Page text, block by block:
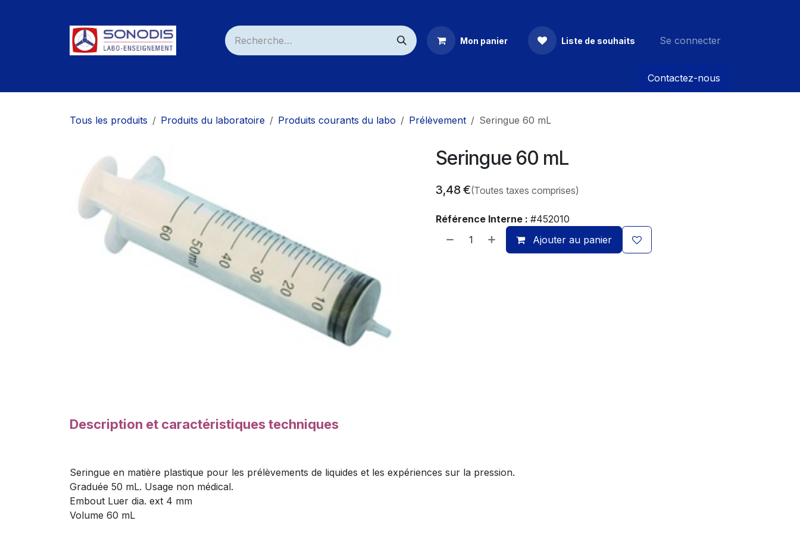
Mon panier Liste de souhaits Se connecter
Contactez-nous
Tous les produits Produits du laboratoire Produits courants du labo Prélèvement Seringue 60 mL
Seringue 60 mL
3,48€(Toutes taxes comprises)
Référence Interne : #452010
Ajouter au panier
Description et caractéristiques techniques
Seringue en matière plastique pour les prélèvements de liquides et les expériences sur la pression.
Graduée 50 mL. Usage non médical.
Embout Luer dia. ext 4 mm
Volume 60 mL